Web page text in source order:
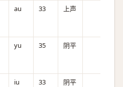
au 33 上声
yu 35 阴平
iu 33 阴平